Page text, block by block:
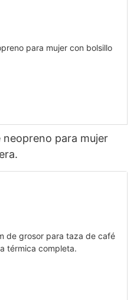
neopreno para mujer